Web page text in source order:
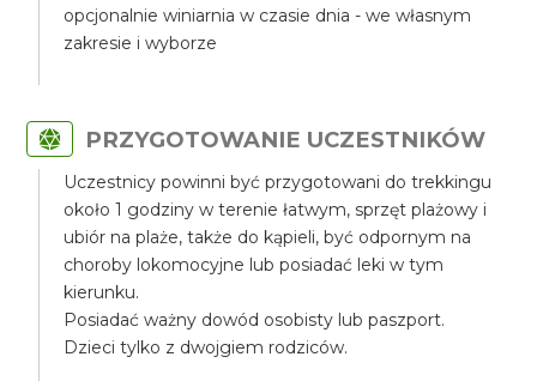
opcjonalnie winiarnia w czasie dnia - we własnym
zakresie i wyborze
PRZYGOTOWANIE UCZESTNIKÓW
Uczestnicy powinni być przygotowani do trekkingu
około 1 godziny w terenie łatwym, sprzęt plażowy i
ubiór na plaże, także do kąpieli, być odpornym na
choroby lokomocyjne lub posiadać leki w tym
kierunku.
Posiadać ważny dowód osobisty lub paszport.
Dzieci tylko z dwojgiem rodziców.